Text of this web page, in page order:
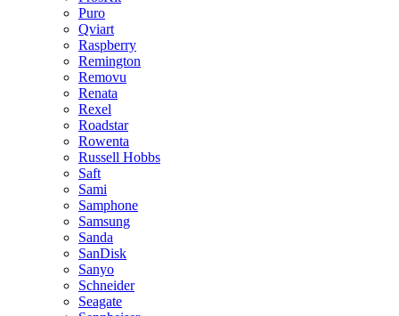
Puro
Qviart
Raspberry
Remington
Removu
Renata
Rexel
Roadstar
Rowenta
Russell Hobbs
Saft
Sami
Samphone
Samsung
Sanda
SanDisk
Sanyo
Schneider
Seagate